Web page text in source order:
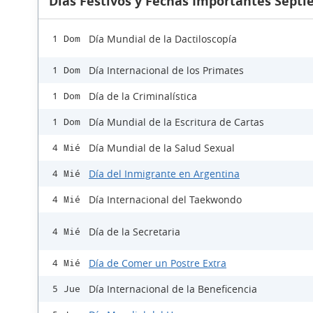
1 Dom Día Mundial de la Dactiloscopía
1 Dom Día Internacional de los Primates
1 Dom Día de la Criminalística
1 Dom Día Mundial de la Escritura de Cartas
4 Mié Día Mundial de la Salud Sexual
4 Mié Día del Inmigrante en Argentina
4 Mié Día Internacional del Taekwondo
4 Mié Día de la Secretaria
4 Mié Día de Comer un Postre Extra
5 Jue Día Internacional de la Beneficencia